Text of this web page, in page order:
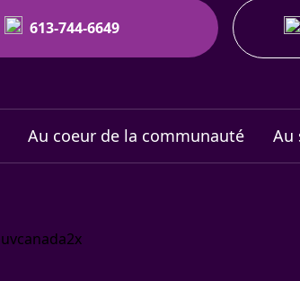
613-744-6649
Au coeur de la communauté Au